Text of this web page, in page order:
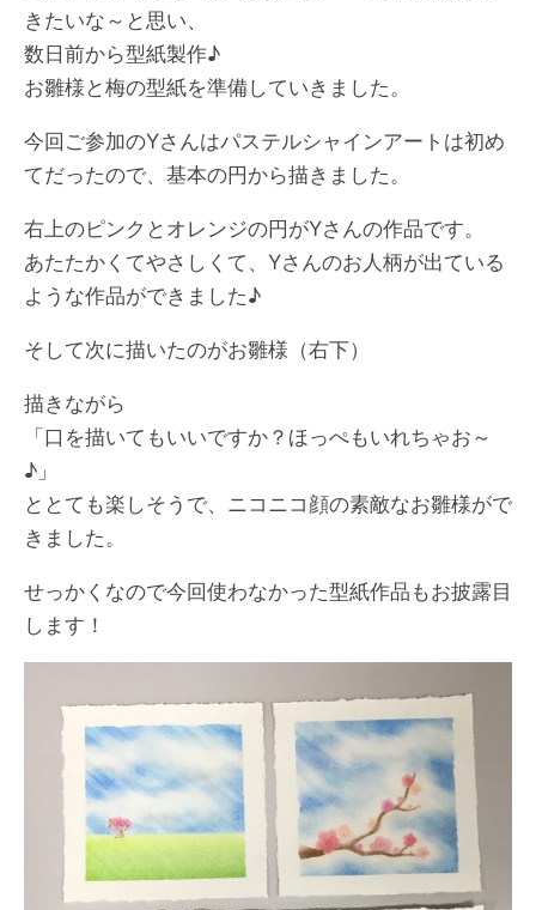
きたいな～と思い、
数日前から型紙製作♪
お雛様と梅の型紙を準備していきました。
今回ご参加のYさんはパステルシャインアートは初め
てだったので、基本の円から描きました。
右上のピンクとオレンジの円がYさんの作品です。
あたたかくてやさしくて、Yさんのお人柄が出ている
ような作品ができました♪
そして次に描いたのがお雛様（右下）
描きながら
「口を描いてもいいですか？ほっぺもいれちゃお～
♪」
ととても楽しそうで、ニコニコ顔の素敵なお雛様がで
きました。
せっかくなので今回使わなかった型紙作品もお披露目
します！